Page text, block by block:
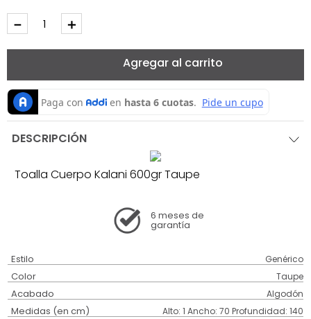
＋
－
Agregar al carrito
DESCRIPCIÓN
Toalla Cuerpo Kalani 600gr Taupe
6 meses de
garantía
Estilo Genérico
Color Taupe
Acabado Algodón
Medidas (en cm) Alto: 1 Ancho: 70 Profundidad: 140